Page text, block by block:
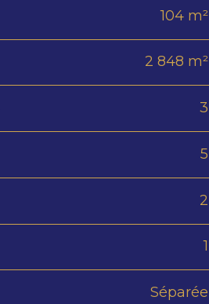
104 m²
2 848 m²
3
5
2
1
Séparée